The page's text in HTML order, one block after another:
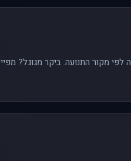
לפי מקור התנועה. ביקר מגוגל?